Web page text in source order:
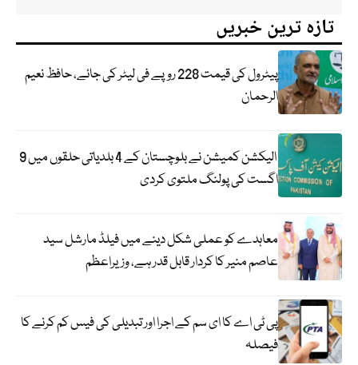
تازہ ترین خبریں
پیٹرول کی قیمت 228 روپے فی لیٹر کی جائے، حافظ نعیم
الرحمان
الیکشن کمیشن نے بلوچستان کے 4 بلدیاتی حلقوں میں 9
اگست کی پولنگ ملتوی کردی
معاہدے کو عملی شکل دینے میں فیلڈ مارشل سید
عاصم منیر کا کردار قابل قدر ہے، وزیراعظم
پی ٹی اے کا ای سم کے اجرا اور تبدیلی کی فیس کم کرنے کا
فیصلہ